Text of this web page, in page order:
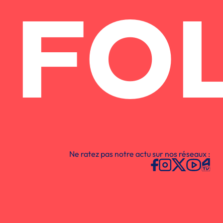
Ne ratez pas notre actu sur nos réseaux :